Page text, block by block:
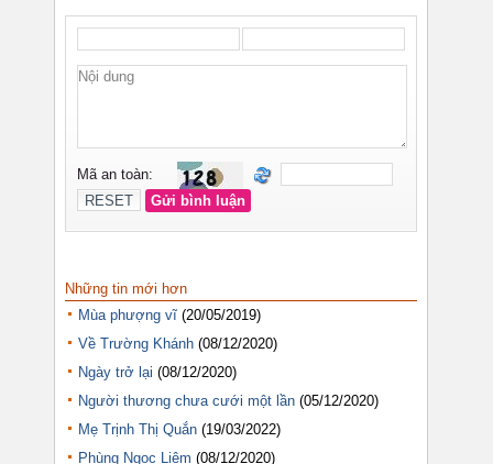
Những tin mới hơn
Mùa phượng vĩ (20/05/2019)
Về Trường Khánh (08/12/2020)
Ngày trở lại (08/12/2020)
Người thương chưa cưới một lần (05/12/2020)
Mẹ Trịnh Thị Quắn (19/03/2022)
Phùng Ngọc Liêm (08/12/2020)